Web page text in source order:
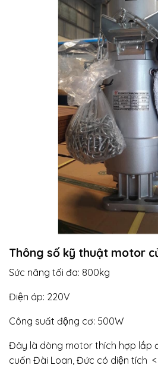
Thông số kỹ thuật motor
Sức nâng tối đa: 800kg
Điện áp: 220V
Công suất động cơ: 500W
Đây là dòng motor thích hợp lắp
cuốn Đài Loan, Đức có diện tích